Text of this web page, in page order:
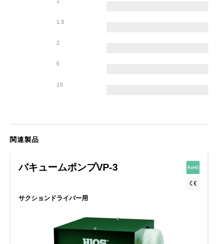
1.5
2
5
10
関連製品
バキュームポンプVP-3
サクションドライバー用